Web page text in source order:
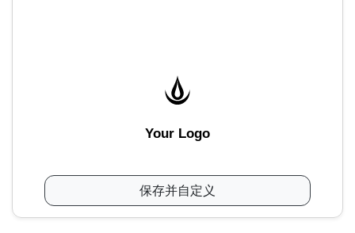
Your Logo
保存并自定义